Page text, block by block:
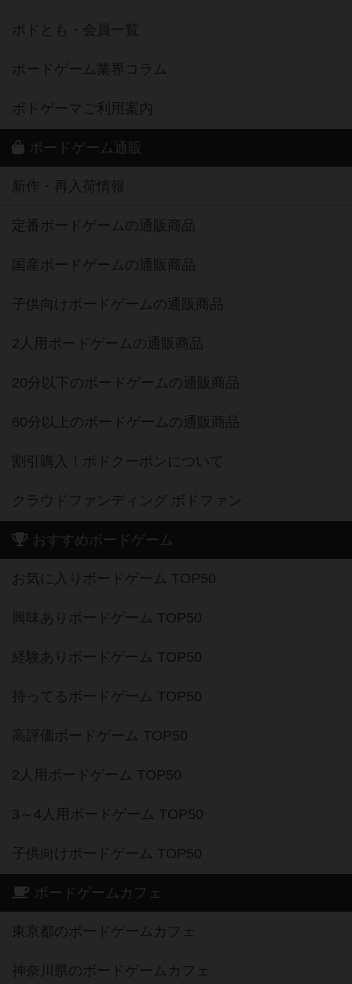
ボドとも・会員一覧
ボードゲーム業界コラム
ボドゲーマご利用案内
ボードゲーム通販
新作・再入荷情報
定番ボードゲームの通販商品
国産ボードゲームの通販商品
子供向けボードゲームの通販商品
2人用ボードゲームの通販商品
20分以下のボードゲームの通販商品
60分以上のボードゲームの通販商品
割引購入！ボドクーポンについて
クラウドファンディング ボドファン
おすすめボードゲーム
お気に入りボードゲーム TOP50
興味ありボードゲーム TOP50
経験ありボードゲーム TOP50
持ってるボードゲーム TOP50
高評価ボードゲーム TOP50
2人用ボードゲーム TOP50
3～4人用ボードゲーム TOP50
子供向けボードゲーム TOP50
ボードゲームカフェ
東京都のボードゲームカフェ
神奈川県のボードゲームカフェ